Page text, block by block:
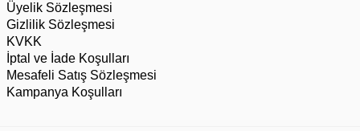
Üyelik Sözleşmesi
Gizlilik Sözleşmesi
KVKK
İptal ve İade Koşulları
Mesafeli Satış Sözleşmesi
Kampanya Koşulları